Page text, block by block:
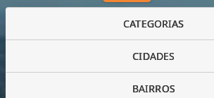
CATEGORIAS
CIDADES
BAIRROS